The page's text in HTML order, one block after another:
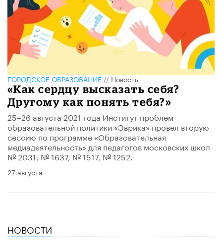
ГОРОДСКОЕ ОБРАЗОВАНИЕ//Новость
«Как сердцу высказать себя?
Другому как понять тебя?»
25–26 августа 2021 года Институт проблем
образовательной политики «Эврика» провел вторую
сессию по программе «Образовательная
медиадеятельность» для педагогов московских школ
№ 2031, № 1637, № 1517, № 1252.
27 августа
НОВОСТИ